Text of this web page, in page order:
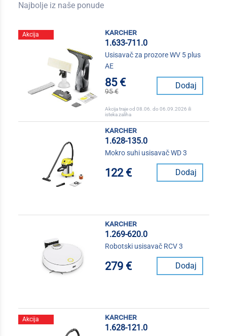
Najbolje iz naše ponude
Akcija
karcher
1.633-711.0
Usisavač za prozore WV 5 plus
AE
85 €
95 €
Dodaj
Akcija traje od 08.06. do 06.09.2026 ili
isteka zaliha
karcher
1.628-135.0
Mokro suhi usisavač WD 3
122 € Dodaj
karcher
1.269-620.0
Robotski usisavač RCV 3
279 € Dodaj
Akcija
karcher
1.628-121.0